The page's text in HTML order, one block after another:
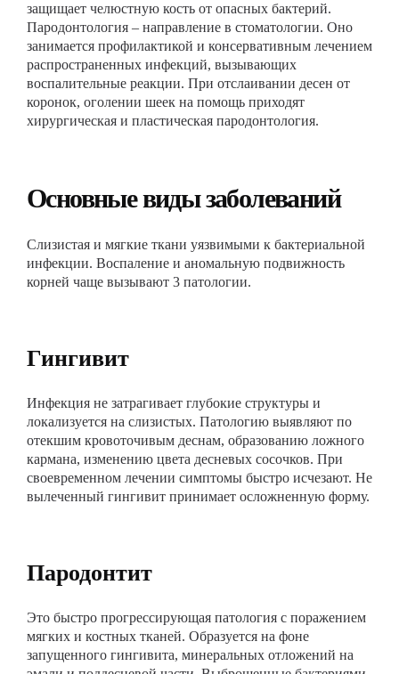
защищает челюстную кость от опасных бактерий.
Пародонтология – направление в стоматологии. Оно
занимается профилактикой и консервативным лечением
распространенных инфекций, вызывающих
воспалительные реакции. При отслаивании десен от
коронок, оголении шеек на помощь приходят
хирургическая и пластическая пародонтология.
Основные виды заболеваний
Слизистая и мягкие ткани уязвимыми к бактериальной
инфекции. Воспаление и аномальную подвижность
корней чаще вызывают 3 патологии.
Гингивит
Инфекция не затрагивает глубокие структуры и
локализуется на слизистых. Патологию выявляют по
отекшим кровоточивым деснам, образованию ложного
кармана, изменению цвета десневых сосочков. При
своевременном лечении симптомы быстро исчезают. Не
вылеченный гингивит принимает осложненную форму.
Пародонтит
Это быстро прогрессирующая патология с поражением
мягких и костных тканей. Образуется на фоне
запущенного гингивита, минеральных отложений на